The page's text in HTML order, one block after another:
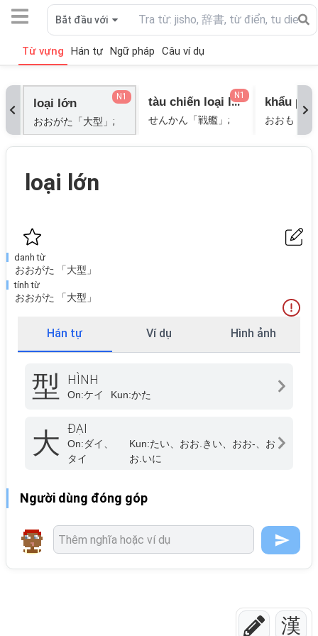
漢
Bắt đầu với
Từ vựng Hán tự Ngữ pháp Câu ví dụ
loại lớn
おおがた「大型」;
N1 tàu chiến loại lớn
せんかん「戦艦」;
N1
おおもり「
loại lớn
danh từ
おおがた 「大型」
tính từ
おおがた 「大型」
Hán tự Ví dụ Hình ảnh
型 HÌNH
On:ケイ Kun:かた
大 ĐẠI
On:ダイ、
タイ
Kun:たい、おお.きい、おお-、お
お.いに
Người dùng đóng góp